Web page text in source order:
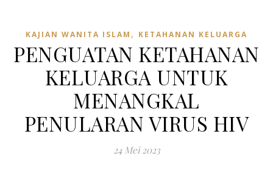
KAJIAN WANITA ISLAM , KETAHANAN KELUARGA
PENGUATAN KETAHANAN
KELUARGA UNTUK
MENANGKAL
PENULARAN VIRUS HIV
24 Mei 2023